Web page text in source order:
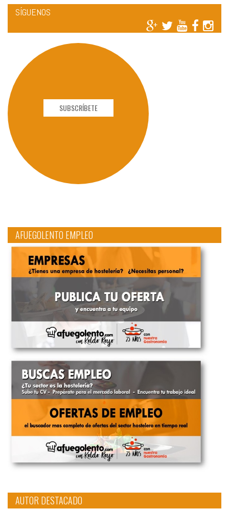
SÍGUENOS
SUBSCRÍBETE
AFUEGOLENTO EMPLEO
AUTOR DESTACADO